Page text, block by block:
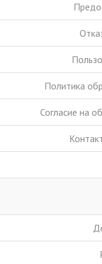
Политика
Согласие на